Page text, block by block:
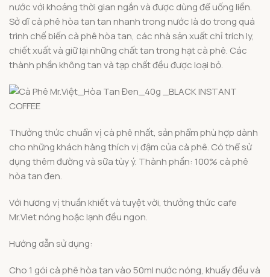
nước với khoảng thời gian ngắn và được dùng để uống liền.
Sở dĩ cà phê hòa tan tan nhanh trong nước là do trong quá
trình chế biến cà phê hòa tan, các nhà sản xuất chỉ trích ly,
chiết xuất và giữ lại những chất tan trong hạt cà phê. Các
thành phần không tan và tạp chất đều được loại bỏ.
Thưởng thức chuẩn vị cà phê nhất, sản phẩm phù hợp dành
cho những khách hàng thích vị đậm của cà phê. Có thể sử
dụng thêm đường và sữa tùy ý. Thành phần: 100% cà phê
hòa tan đen.
Với hương vị thuần khiết và tuyệt vời, thưởng thức cafe
Mr.Viet nóng hoặc lạnh đều ngon.
Hướng dẫn sử dụng:
Cho 1 gói cà phê hòa tan vào 50ml nước nóng, khuấy đều và